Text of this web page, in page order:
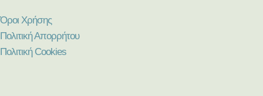
Όροι Χρήσης
Πολιτική Απορρήτου
Πολιτική Cookies